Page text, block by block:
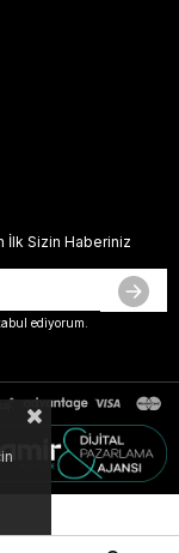
İlk Sizin Haberiniz
ediyorum.